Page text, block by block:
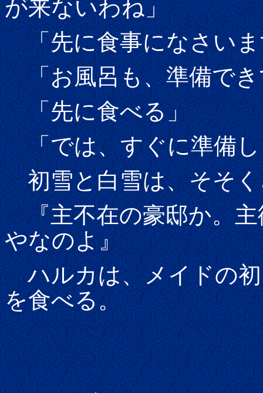
が来ないわね」
「先に食事になさいま
「お風呂も、準備でき
「先に食べる」
「では、すぐに準備し
初雪と白雪は、そそく
『主不在の豪邸か。主
やなのよ』
ハルカは、メイドの初
を食べる。